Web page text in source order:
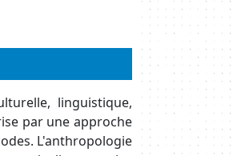
linguistique,
par une approche
L'anthropologie